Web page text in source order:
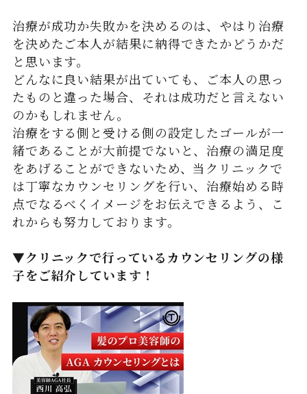
治療が成功か失敗かを決めるのは、やはり治療
を決めたご本人が結果に納得できたかどうかだ
と思います。
どんなに良い結果が出ていても、ご本人の思っ
たものと違った場合、それは成功だと言えない
のかもしれません。
治療をする側と受ける側の設定したゴールが一
緒であることが大前提でないと、治療の満足度
をあげることができないため、当クリニックで
は丁寧なカウンセリングを行い、治療始める時
点でなるべくイメージをお伝えできるよう、こ
れからも努力しております。
▼クリニックで行っているカウンセリングの様
子をご紹介しています！